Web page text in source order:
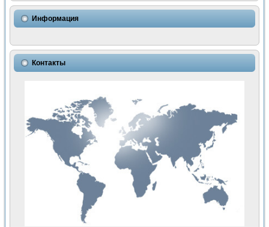
Использование NI LabVIEW для математического
Исследовние возможности создания измерителя ВАХ
Математическое моделирование генератора сигналов -
Применение осциллографического модуля с высоким
Симуляция отклика импульсного радиолокационного
Автоматизация формирования уравнений состояния для
Разработка автоматизированного стенда для измерения
Применение среды LabVIEW для построения картины
Портативная система для определения показателей
Использование LabVIEW для управления источником
Устройство для снятия вольт-амперных характеристик
Передовые научные технологии: нано-, фемто-,
Автоматизированная установка по измерению временных
Автоматизированный лабораторный комплекс на базе
Визуализация моделирования и оптимизации тепловой
Виртуальный прибор для исследования функциональных
Исследование возможности создания экономичного
Исследование кинетики движения макрочастиц в
Информация
Контакты